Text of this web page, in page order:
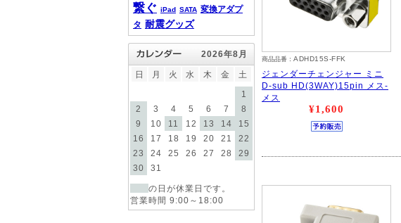
繋ぐ iPad SATA 変換アダプ
タ 耐震グッズ
2026年8月
日 月 火 水 木 金 土
1
2
3 4 5 6 7
8
9
10 11 12 13 14
15
16
17 18 19 20 21
22
23
24 25 26 27 28
29
30
31
の日が休業日です。
営業時間 9:00～18:00
商品品番： ADHD15S-FFK
ジェンダーチェンジャー ミニ
D-sub HD(3WAY)15pin メス-
メス
¥1,600